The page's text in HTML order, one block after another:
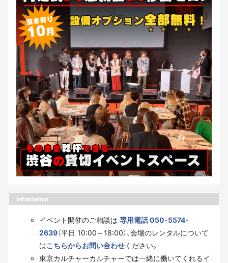
Infomation
イベント開催のご相談は 専用電話 050-5574-
2639（平日 10:00～18:00）、会場のレンタルについて
はこちらからお問い合わせください。
東京カルチャーカルチャーでは一緒に働いてくれるイ